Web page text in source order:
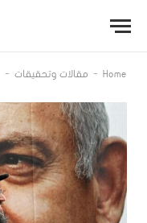
Home
- مقالات وتحقيقات -